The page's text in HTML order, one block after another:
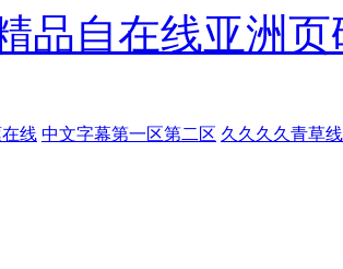
品自在线亚洲
线 中文字幕第一区第二区 久久久久青草